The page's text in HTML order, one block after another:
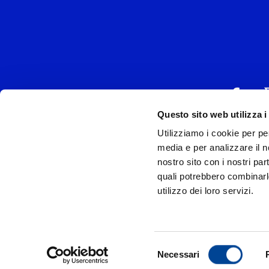
Questo sito web utilizza i
Utilizziamo i cookie per
media e per analizzare il
nostro sito con i nostri
quali potrebbero
utilizzo dei loro servizi.
Necessari
UNIVERSAL
P.IVA
Universal Music Italia, nel rispetto delle
si è dotata di un
©